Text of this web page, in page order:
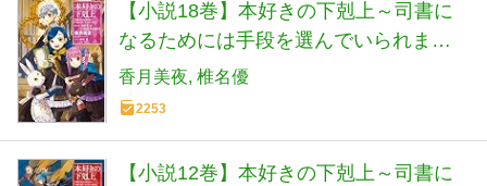
【小説18巻】本好きの下剋上～司書に
なるためには手段を選んでいられませ
ん～第四部「貴族院の自称図書委員6」
香月美夜 椎名優
2253
【小説12巻】本好きの下剋上～司書に